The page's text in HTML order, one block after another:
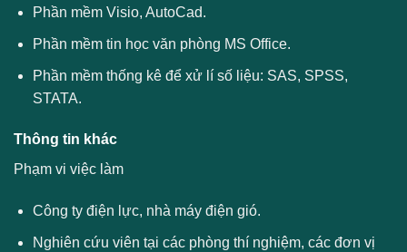
Phần mềm Visio, AutoCad.
Phần mềm tin học văn phòng MS Office.
Phần mềm thống kê để xử lí số liệu: SAS, SPSS,
STATA.
Thông tin khác
Phạm vi việc làm
Công ty điện lực, nhà máy điện gió.
Nghiên cứu viên tại các phòng thí nghiệm, các đơn vị